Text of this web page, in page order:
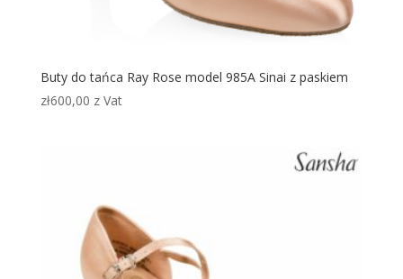
Buty do tańca Ray Rose model 985A Sinai z paskiem
zł600,00 z Vat